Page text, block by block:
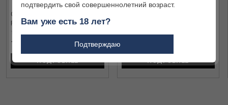
Охотничий патрон 30 R Blaser
RWS 11.9 EVO 2316140 (20)
1 554 ₽
ПОДРОБНЕЕ ПОДРОБНЕЕ
подтвердить свой совершеннолетний возраст.
Вам уже есть 18 лет?
Подтверждаю